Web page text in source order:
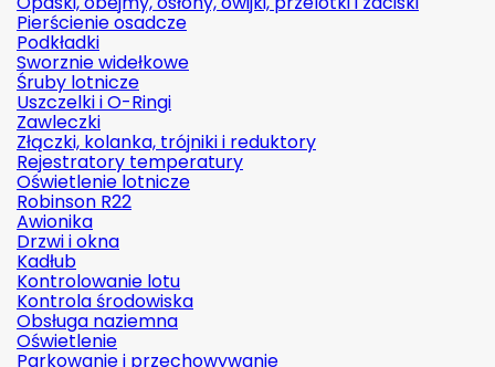
Pierścienie osadcze
Podkładki
Sworznie widełkowe
Śruby lotnicze
Uszczelki i O-Ringi
Zawleczki
Złączki, kolanka, trójniki i reduktory
Rejestratory temperatury
Oświetlenie lotnicze
Robinson R22
Awionika
Drzwi i okna
Kadłub
Kontrolowanie lotu
Kontrola środowiska
Obsługa naziemna
Oświetlenie
Parkowanie i przechowywanie